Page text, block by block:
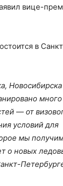
вице-
в
Новосибирска
много
— от
условий для
мы
о новых